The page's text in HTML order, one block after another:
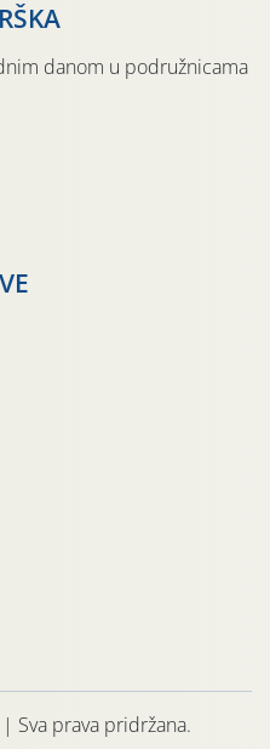
danom u podružnicama
Sva prava pridržana.